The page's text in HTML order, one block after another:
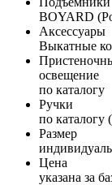
BOYARD
Аксессуары
Выкатные
освещение
по каталогу
Ручки
по каталогу
Размер
Цена
указана за